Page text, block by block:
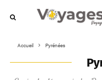
Accueil Pyrénées